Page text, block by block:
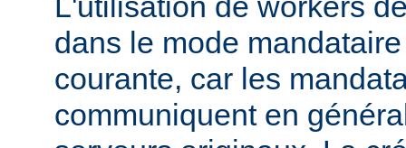
dans le mode
courante, car les
communiquent en